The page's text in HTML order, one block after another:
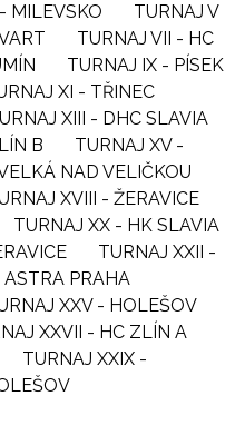
MILEVSKO
TURNAJ V
TURNAJ VII - HC
TURNAJ IX - PÍSEK
XI - TŘINEC
XIII - DHC SLAVIA
B
TURNAJ XV -
NAD VELIČKOU
XVIII - ŽERAVICE
TURNAJ XX - HK SLAVIA
TURNAJ XXII -
ASTRA PRAHA
XXV - HOLEŠOV
XXVII - HC ZLÍN A
TURNAJ XXIX -